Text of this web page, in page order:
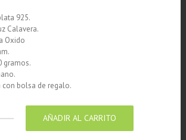
925.
Calavera.
Oxido
gramos.
con bolsa de regalo.
AÑADIR AL CARRITO